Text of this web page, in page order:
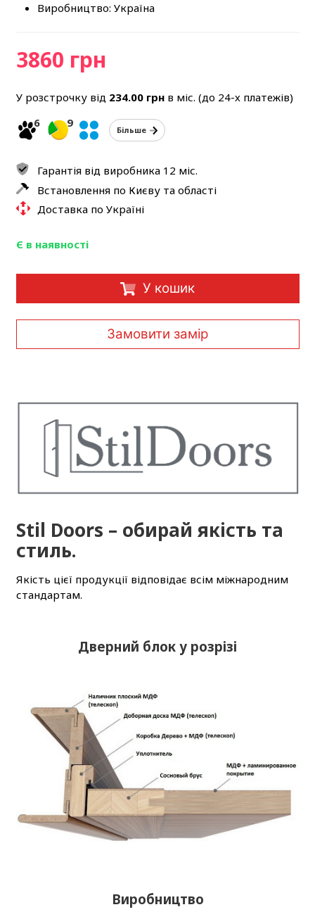
Виробництво: Україна
3860 грн
У розстрочку від 234.00грнв міс. (до 24-х платежів)
6
9
Більше
Гарантія від виробника 12 міс.
Встановлення по Києву та області
Доставка по Україні
Є в наявності
У кошик
Замовити замір
Stil Doors – обирай якість та
стиль.
Якість цієї продукції відповідає всім міжнародним
стандартам.
Дверний блок у розрізі
Виробництво